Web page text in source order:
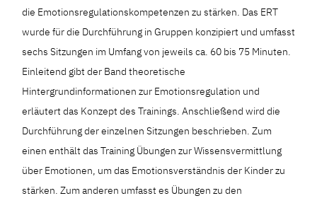
die Emotionsregulationskompetenzen zu stärken. Das ERT
wurde für die Durchführung in Gruppen konzipiert und umfasst
sechs Sitzungen im Umfang von jeweils ca. 60 bis 75 Minuten.
Einleitend gibt der Band theoretische
Hintergrundinformationen zur Emotionsregulation und
erläutert das Konzept des Trainings. Anschließend wird die
Durchführung der einzelnen Sitzungen beschrieben. Zum
einen enthält das Training Übungen zur Wissensvermittlung
über Emotionen, um das Emotionsverständnis der Kinder zu
stärken. Zum anderen umfasst es Übungen zu den